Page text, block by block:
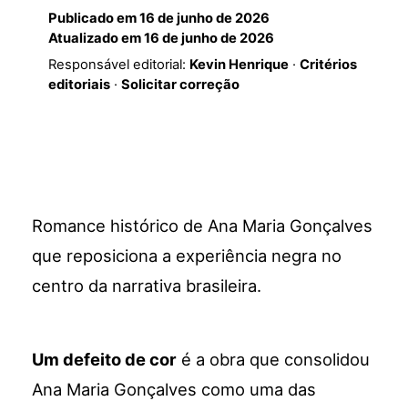
Publicado em16 de junho de 2026
Atualizado em16 de junho de 2026
Responsável editorial: Kevin Henrique· Critérios
editoriais· Solicitar correção
Romance histórico de Ana Maria Gonçalves
que reposiciona a experiência negra no
centro da narrativa brasileira.
Um defeito de cor é a obra que consolidou
Ana Maria Gonçalves como uma das